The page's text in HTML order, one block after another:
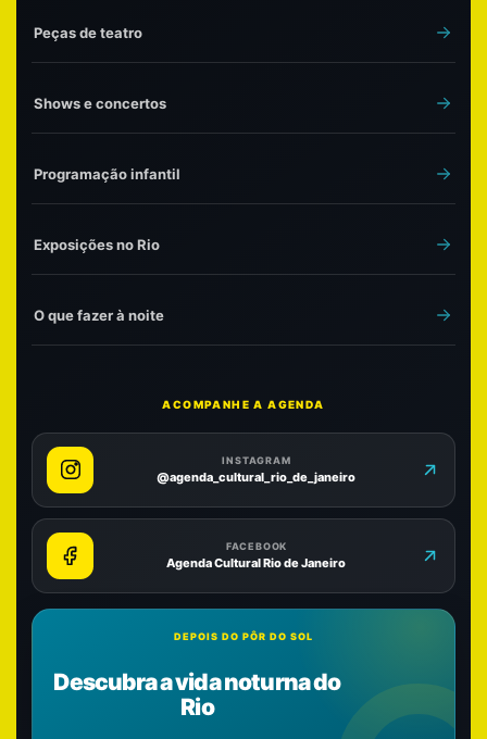
Peças de teatro
Shows e concertos
Programação infantil
Exposições no Rio
O que fazer à noite
ACOMPANHE A AGENDA
INSTAGRAM
@agenda_cultural_rio_de_janeiro
FACEBOOK
Agenda Cultural Rio de Janeiro
DEPOIS DO PÔR DO SOL
Descubra a vida noturna do
Rio